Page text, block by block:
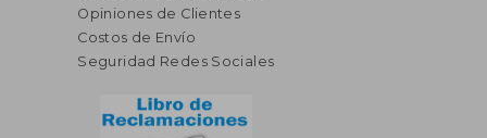
Opiniones de Clientes
Costos de Envío
Seguridad Redes Sociales